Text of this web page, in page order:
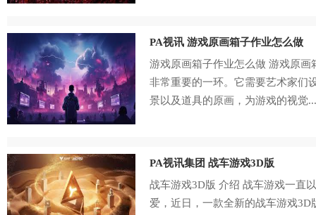
PA视讯 游戏原画箱子作业怎么做
游戏原画箱子作业怎么做 游戏原画
非常重要的一环。它需要艺术家们
景以及道具的原画，为游戏的视觉...
PA视讯集团 战车游戏3D版
战车游戏3D版 介绍 战车游戏一直
爱，近日，一款全新的战车游戏